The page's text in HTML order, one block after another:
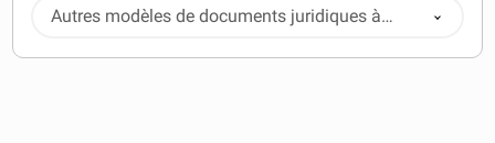
Autres modèles de documents juridiques à
télécharger